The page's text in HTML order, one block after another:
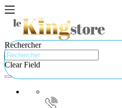
Rechercher
Clear Field